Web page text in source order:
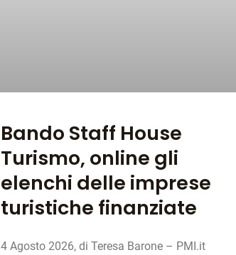
Bando Staff House
Turismo, online gli
elenchi delle imprese
turistiche finanziate
4 Agosto 2026, di Teresa Barone – PMI.it